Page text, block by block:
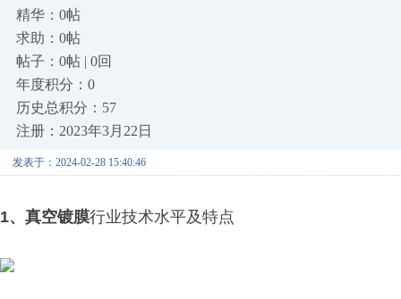
精华：0帖
求助：0帖
帖子：0帖 | 0回
年度积分：0
历史总积分：57
注册：2023年3月22日
发表于：2024-02-28 15:40:46
1、真空镀膜行业技术水平及特点